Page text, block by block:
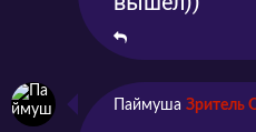
обновлениями аниме и
наслаждаться
выпусками. Будем
Паймуша Зритель